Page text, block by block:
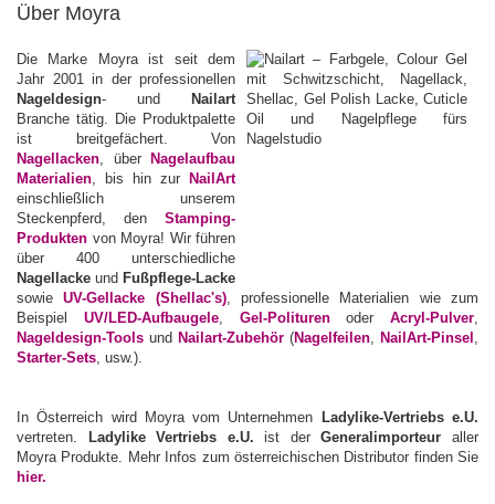
Über Moyra
Die Marke Moyra ist seit dem
Jahr 2001 in der professionellen
Nageldesign- und Nailart
Branche tätig. Die Produktpalette
ist breitgefächert. Von
Nagellacken , über Nagelaufbau
Materialien , bis hin zur NailArt
einschließlich unserem
Steckenpferd, den Stamping-
Produkten von Moyra! Wir führen
über 400 unterschiedliche
Nagellacke und Fußpflege-Lacke
sowieUV-Gellacke (Shellac's), professionelle Materialien wie zum
Beispiel UV/LED-Aufbaugele, Gel-Politurenoder Acryl-Pulver
Nageldesign-Tools und Nailart-Zubehör (Nagelfeilen NailArt-Pinsel
Starter-Sets , usw.).
In Österreich wird Moyra vom Unternehmen Ladylike-Vertriebs e.U.
vertreten. Ladylike Vertriebs e.U.ist derGeneralimporteuraller
Moyra Produkte. Mehr Infos zum österreichischen Distributor finden Sie
hier.